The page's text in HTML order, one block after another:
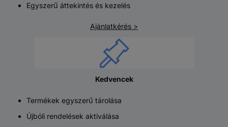
Egyszerű áttekintés és kezelés
Ajánlatkérés >
Kedvencek
Termékek egyszerű tárolása
Újbóli rendelések aktiválása